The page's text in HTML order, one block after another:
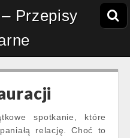
Przepisy
spotkanie, które
relację. Choć to